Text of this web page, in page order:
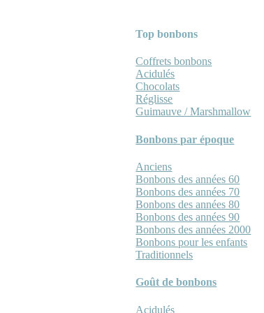
Top bonbons
Coffrets bonbons
Acidulés
Chocolats
Réglisse
Guimauve / Marshmallow
Bonbons par époque
Anciens
Bonbons des années 60
Bonbons des années 70
Bonbons des années 80
Bonbons des années 90
Bonbons des années 2000
Bonbons pour les enfants
Traditionnels
Goût de bonbons
Acidulés